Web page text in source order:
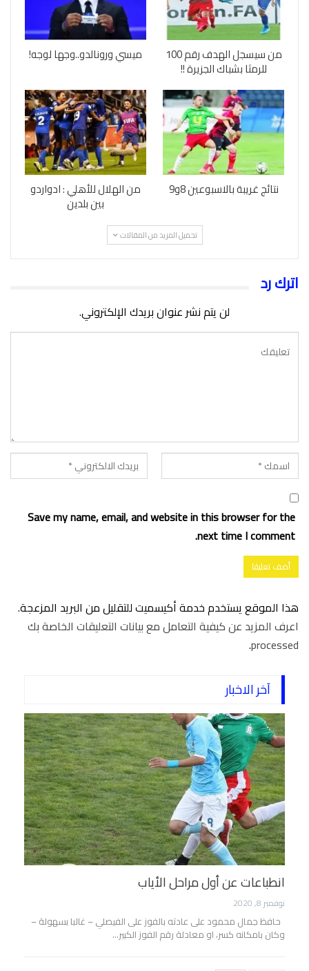
من سيسجل الهدف رقم 100
للرمثا بشباك الجزيرة !!
ميسي ورونالدو..وجها لوجه!
نتائج غريبة بالاسبوعين 8و9 من الهلال للأهلي : ادواردو
بين بلدين
تحميل المزيد من المقالات
اترك رد
لن يتم نشر عنوان بريدك الإلكتروني.
Save my name, email, and website in this browser for the
next time I comment.
هذا الموقع يستخدم خدمة أكيسميت للتقليل من البريد المزعجة.
اعرف المزيد عن كيفية التعامل مع بيانات التعليقات الخاصة بك
processed
.
آخر الاخبار
انطباعات عن أول مراحل الأياب
نوفمبر 8, 2020
حافظ جمال محمود على عادته بالفوز على الفيصلي – غالبا بسهولة –
وكان بامكانه كسر، او معادلة رقم الفوز الكبير…